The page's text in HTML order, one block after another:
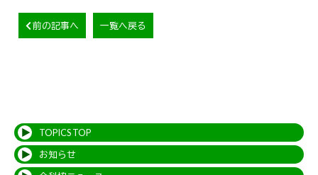
前の記事へ 一覧へ戻る
TOPICS TOP
お知らせ